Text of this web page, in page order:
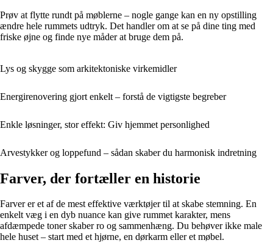
Prøv at flytte rundt på møblerne – nogle gange kan en ny opstilling
ændre hele rummets udtryk. Det handler om at se på dine ting med
friske øjne og finde nye måder at bruge dem på.
Lys og skygge som arkitektoniske virkemidler
Energirenovering gjort enkelt – forstå de vigtigste begreber
Enkle løsninger, stor effekt: Giv hjemmet personlighed
Arvestykker og loppefund – sådan skaber du harmonisk indretning
Farver, der fortæller en historie
Farver er et af de mest effektive værktøjer til at skabe stemning. En
enkelt væg i en dyb nuance kan give rummet karakter, mens
afdæmpede toner skaber ro og sammenhæng. Du behøver ikke male
hele huset – start med et hjørne, en dørkarm eller et møbel.